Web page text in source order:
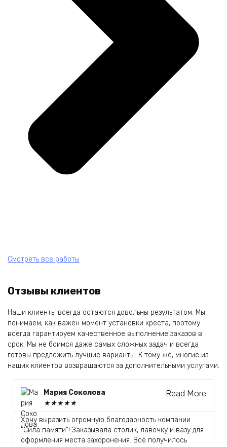
Смотреть все работы
Отзывы клиентов
Наши клиенты всегда остаются довольны результатом. Мы
понимаем, как важен момент установки креста, поэтому
всегда гарантируем качественное выполнение заказов в
срок. Мы не боимся даже самых сложных задач и всегда
готовы предложить лучшие варианты. К тому же, многие из
наших клиентов возвращаются за дополнительными услугами.
Мария Соколова
★★★★★
Read More
Хочу выразить огромную благодарность компании
"Сила памяти"! Заказывала столик, лавочку и вазу для
оформления места захоронения. Всё получилось